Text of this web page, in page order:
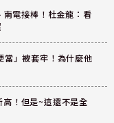
南電接棒！杜金龍：看
當」被套牢！為什麼他
！但是~這還不是全